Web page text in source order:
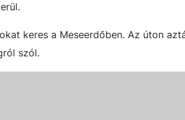
keres a Meseerdőben. Az úton
szól.